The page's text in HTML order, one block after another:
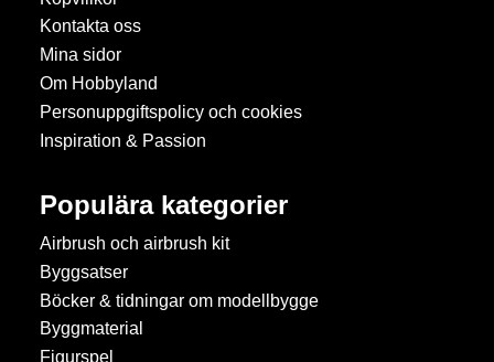
Kontakta oss
Mina sidor
Om Hobbyland
Personuppgiftspolicy och cookies
Inspiration & Passion
Populära kategorier
Airbrush och airbrush kit
Byggsatser
Böcker & tidningar om modellbygge
Byggmaterial
Figurspel